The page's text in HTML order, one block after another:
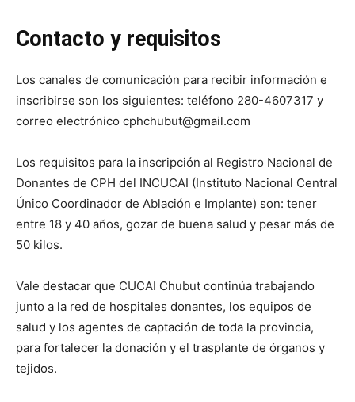
Contacto y requisitos
Los canales de comunicación para recibir información e
inscribirse son los siguientes: teléfono 280-4607317 y
correo electrónico cphchubut@gmail.com
Los requisitos para la inscripción al Registro Nacional de
Donantes de CPH del INCUCAI (Instituto Nacional Central
Único Coordinador de Ablación e Implante) son: tener
entre 18 y 40 años, gozar de buena salud y pesar más de
50 kilos.
Vale destacar que CUCAI Chubut continúa trabajando
junto a la red de hospitales donantes, los equipos de
salud y los agentes de captación de toda la provincia,
para fortalecer la donación y el trasplante de órganos y
tejidos.